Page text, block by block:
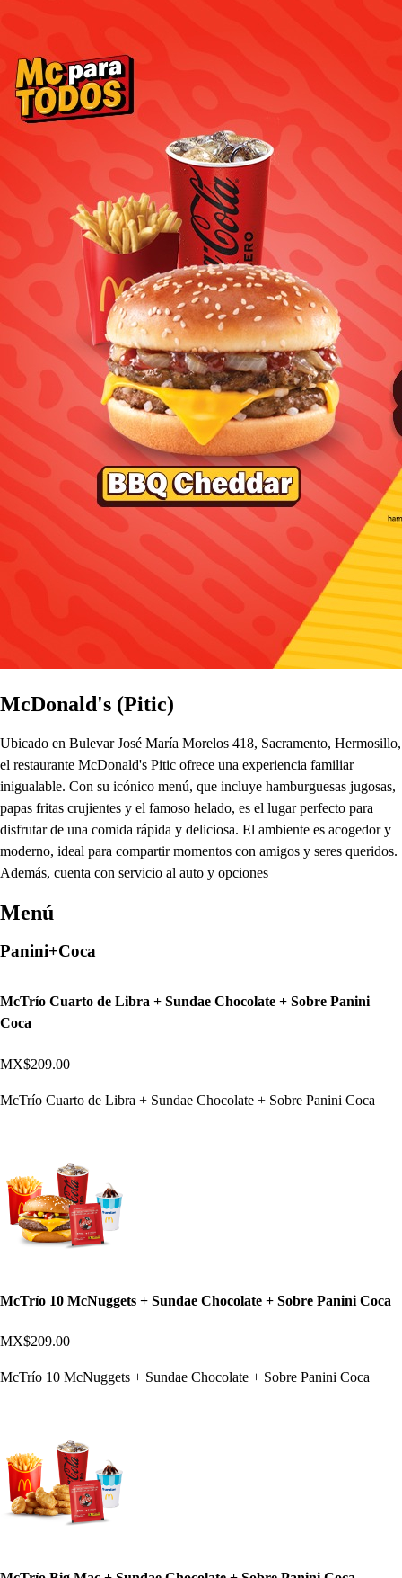
McDonald's (Pitic)
Ubicado en Bulevar José María Morelos 418, Sacramento, Hermosillo,
el restaurante McDonald's Pitic ofrece una experiencia familiar
inigualable. Con su icónico menú, que incluye hamburguesas jugosas,
papas fritas crujientes y el famoso helado, es el lugar perfecto para
disfrutar de una comida rápida y deliciosa. El ambiente es acogedor y
moderno, ideal para compartir momentos con amigos y seres queridos.
Además, cuenta con servicio al auto y opciones
Menú
Panini+Coca
McTrío Cuarto de Libra + Sundae Chocolate + Sobre Panini
Coca
MX$209.00
McTrío Cuarto de Libra + Sundae Chocolate + Sobre Panini Coca
McTrío 10 McNuggets + Sundae Chocolate + Sobre Panini Coca
MX$209.00
McTrío 10 McNuggets + Sundae Chocolate + Sobre Panini Coca